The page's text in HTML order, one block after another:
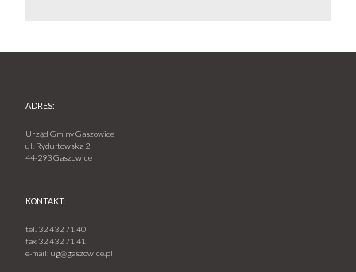
ADRES:
Urząd Gminy Gaszowice
ul. Rydułtowska 2
44-293 Gaszowice
KONTAKT:
tel. 32 432 71 40
fax 32 432 71 41
e-mail:ug@gaszowice.pl